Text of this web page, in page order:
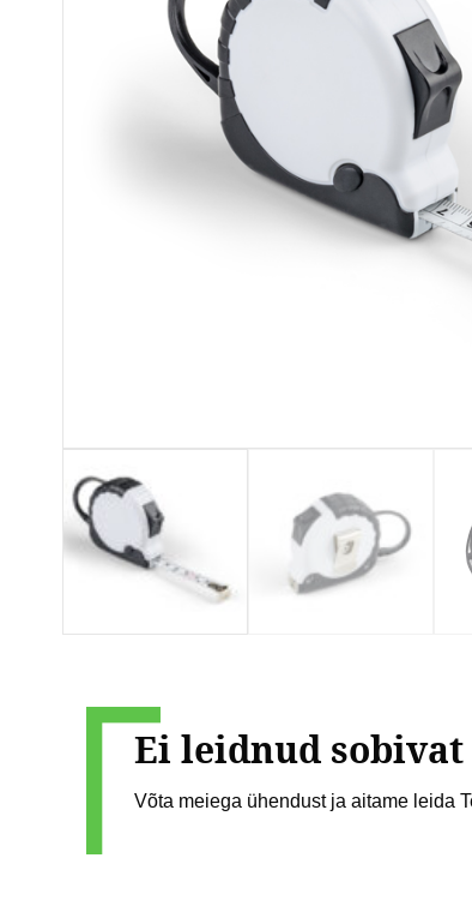
Ei leidnud sobivat
Võta meiega ühendust ja aitame leida